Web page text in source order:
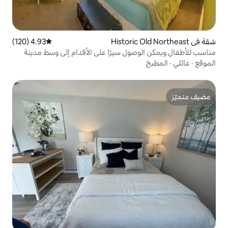
متوسط التقييم 4.93 من 5، 120 مراجعات
4.93 (120)
سيرًا على الأقدام إلى وسط مدينة